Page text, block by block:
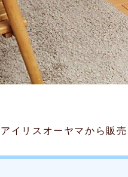
イリスオーヤマから販